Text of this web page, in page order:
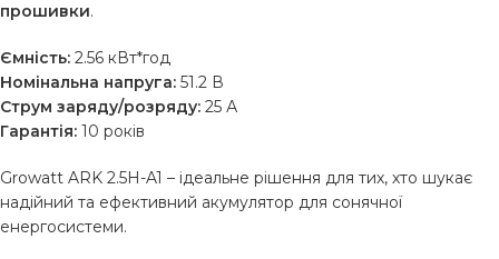
прошивки.
Ємність: 2.56 кВт*год
Номінальна напруга: 51.2 В
Струм заряду/розряду: 25 А
Гарантія: 10 років
Growatt ARK 2.5H-A1 – ідеальне рішення для тих, хто шукає
надійний та ефективний акумулятор для сонячної
енергосистеми.